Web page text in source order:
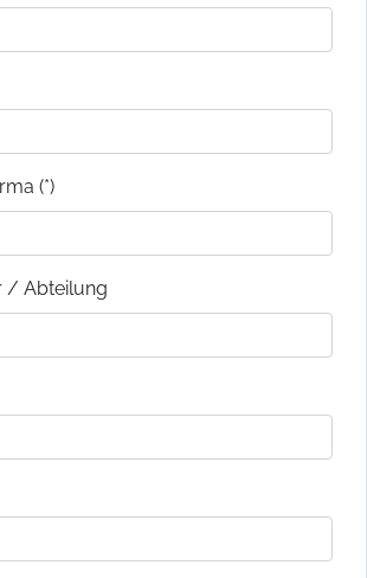
(*)
/ Abteilung